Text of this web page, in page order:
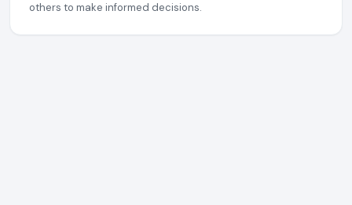
others to make informed decisions.